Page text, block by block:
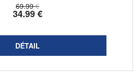
69.99 €
34.99€